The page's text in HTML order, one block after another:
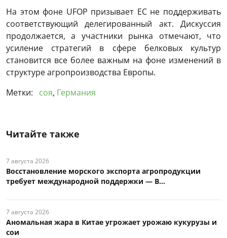
На этом фоне UFOP призывает ЕС не поддерживать
соответствующий делегированный акт. Дискуссия
продолжается, а участники рынка отмечают, что
усиление стратегий в сфере белковых культур
становится все более важным на фоне изменений в
структуре агропроизводства Европы.
Метки:
соя, Германия
Читайте также
7 августа 2026
Восстановление морского экспорта агропродукции
требует международной поддержки — В...
7 августа 2026
Аномальная жара в Китае угрожает урожаю кукурузы и
сои